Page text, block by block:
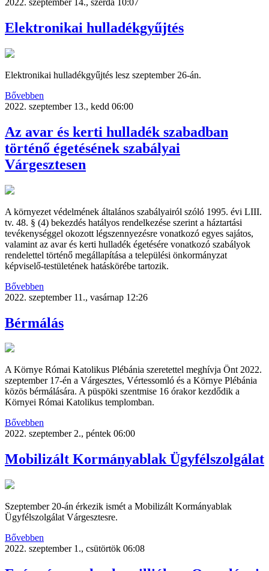
2022. szeptember 14., szerda 10:07
Elektronikai hulladékgyűjtés
Elektronikai hulladékgyűjtés lesz szeptember 26-án.
Bővebben
2022. szeptember 13., kedd 06:00
Az avar és kerti hulladék szabadban
történő égetésének szabályai
Várgesztesen
A környezet védelmének általános szabályairól szóló 1995. évi LIII.
tv. 48. § (4) bekezdés hatályos rendelkezése szerint a háztartási
tevékenységgel okozott légszennyezésre vonatkozó egyes sajátos,
valamint az avar és kerti hulladék égetésére vonatkozó szabályok
rendelettel történő megállapítása a települési önkormányzat
képviselő-testületének hatáskörébe tartozik.
Bővebben
2022. szeptember 11., vasárnap 12:26
Bérmálás
A Környe Római Katolikus Plébánia szeretettel meghívja Önt 2022.
szeptember 17-én a Várgesztes, Vértessomló és a Környe Plébánia
közös bérmálására. A püspöki szentmise 16 órakor kezdődik a
Környei Római Katolikus templomban.
Bővebben
2022. szeptember 2., péntek 06:00
Mobilizált Kormányablak Ügyfélszolgálat
Szeptember 20-án érkezik ismét a Mobilizált Kormányablak
Ügyfélszolgálat Várgesztesre.
Bővebben
2022. szeptember 1., csütörtök 06:08